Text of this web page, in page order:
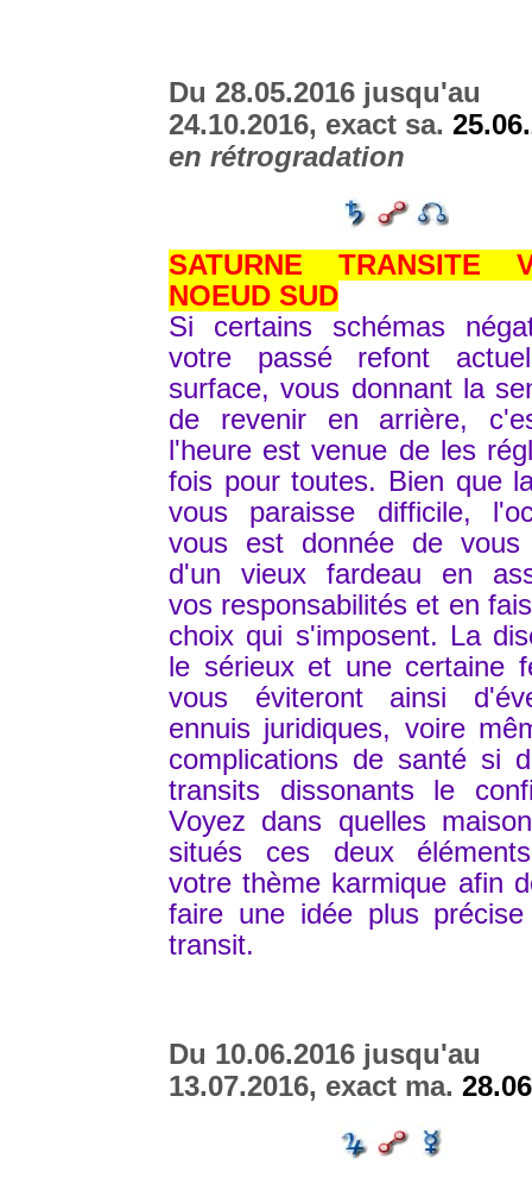
Du 28.05.2016 jusqu'au
24.10.2016, exact sa.
en rétrogradation
SATURNE TRANSITE
NOEUD SUD
Si certains schémas
votre passé refont
surface, vous donnant la
de revenir en arrière,
l'heure est venue de les
fois pour toutes. Bien que
vous paraisse difficile,
vous est donnée de vous
d'un vieux fardeau en
vos responsabilités et en
choix qui s'imposent. La
le sérieux et une certaine
vous éviteront ainsi
ennuis juridiques, voire
complications de santé si
transits dissonants le
Voyez dans quelles
situés ces deux
votre thème karmique afin
faire une idée plus
transit.
Du 10.06.2016 jusqu'au
13.07.2016, exact ma.